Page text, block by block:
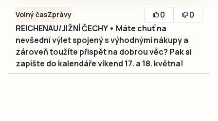
Volný časZprávy 0
0
REICHENAU/JIŽNÍ ČECHY • Máte chuť na
nevšední výlet spojený s výhodnými nákupy a
zároveň toužíte přispět na dobrou věc? Pak si
zapište do kalendáře víkend 17. a 18. května!